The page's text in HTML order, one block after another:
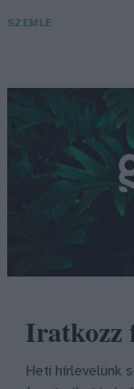
SZEMLE
Iratkozz
Heti hírlevelünk